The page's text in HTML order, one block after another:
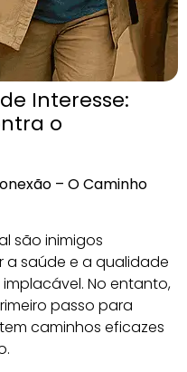
Interesse:
o
– O Caminho
são inimigos
a saúde e a qualidade
No entanto,
passo para
caminhos eficazes